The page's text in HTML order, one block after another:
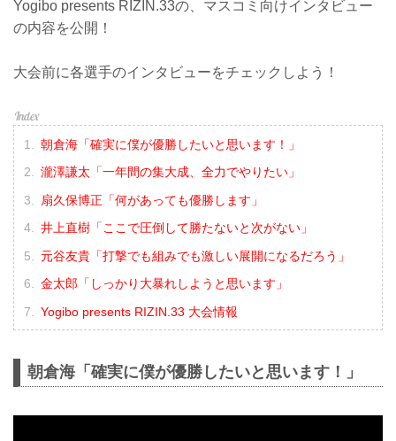
Yogibo presents RIZIN.33の、マスコミ向けインタビュー
の内容を公開！
大会前に各選手のインタビューをチェックしよう！
朝倉海「確実に僕が優勝したいと思います！」
瀧澤謙太「一年間の集大成、全力でやりたい」
扇久保博正「何があっても優勝します」
井上直樹「ここで圧倒して勝たないと次がない」
元谷友貴「打撃でも組みでも激しい展開になるだろう」
金太郎「しっかり大暴れしようと思います」
Yogibo presents RIZIN.33 大会情報
朝倉海「確実に僕が優勝したいと思います！」